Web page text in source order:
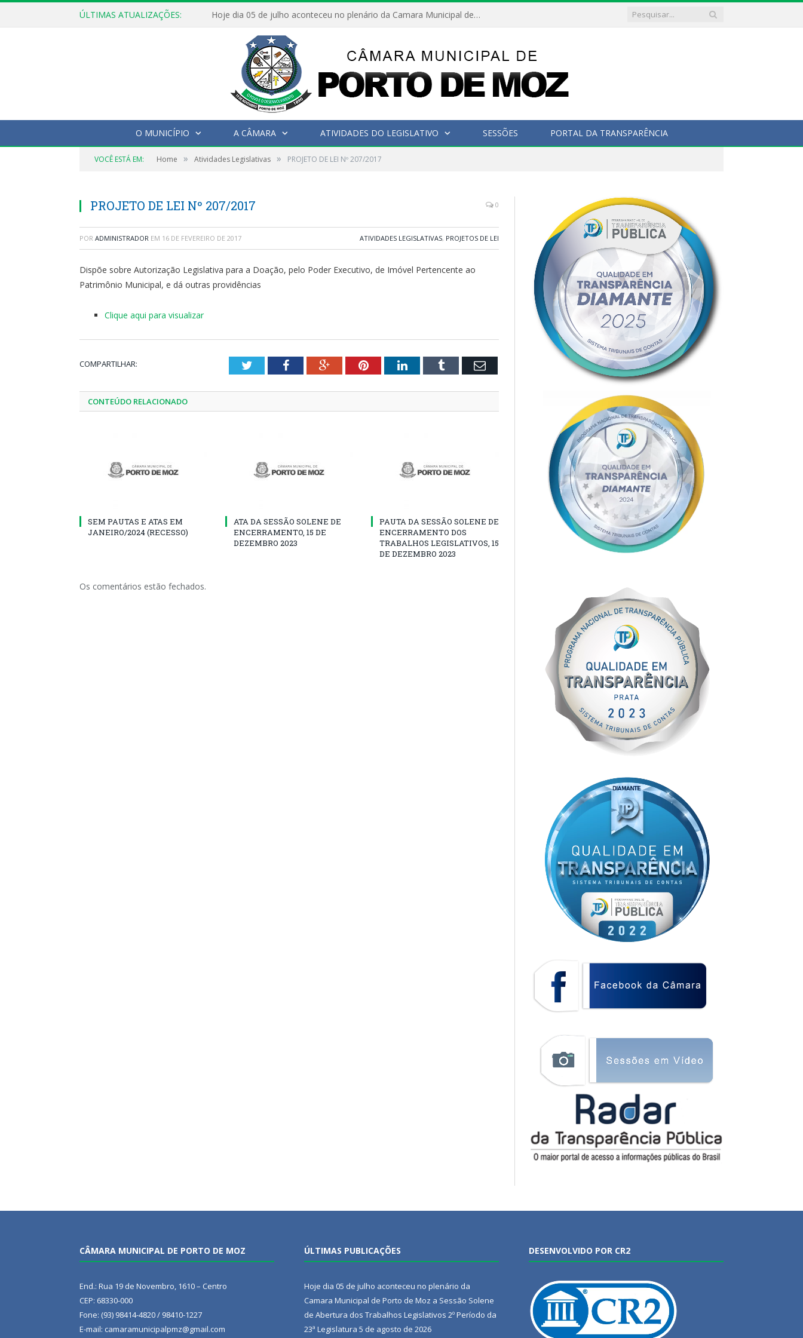
ÚLTIMAS ATUALIZAÇÕES: Hoje dia 05 de julho aconteceu no plenário da Camara Municipal de Porto de Moz a Sessão Solene de Abertura dos Trabalhos Legislativos 2º Período da 23ª Legislatura
O MUNICÍPIO A CÂMARA ATIVIDADES DO LEGISLATIVO SESSÕES PORTAL DA TRANSPARÊNCIA
VOCÊ ESTÁ EM: Home » Atividades Legislativas » PROJETO DE LEI Nº 207/2017
PROJETO DE LEI Nº 207/2017 0
POR ADMINISTRADOR EM 16 DE FEVEREIRO DE 2017 ATIVIDADES LEGISLATIVAS, PROJETOS DE LEI
Dispõe sobre Autorização Legislativa para a Doação, pelo Poder Executivo, de Imóvel Pertencente ao
Patrimônio Municipal, e dá outras providências
Clique aqui para visualizar
COMPARTILHAR: TwitterFacebookGoogle+PinterestLinkedInTumblr Email
CONTEÚDO RELACIONADO
SEM PAUTAS E ATAS EM
JANEIRO/2024 (RECESSO)
ATA DA SESSÃO SOLENE DE
ENCERRAMENTO, 15 DE
DEZEMBRO 2023
PAUTA DA SESSÃO SOLENE DE
ENCERRAMENTO DOS
TRABALHOS LEGISLATIVOS, 15
DE DEZEMBRO 2023
Os comentários estão fechados.
CÂMARA MUNICIPAL DE PORTO DE MOZ
End.: Rua 19 de Novembro, 1610 – Centro
CEP: 68330-000
Fone: (93) 98414-4820 / 98410-1227
E-mail: camaramunicipalpmz@gmail.com
ÚLTIMAS PUBLICAÇÕES
Hoje dia 05 de julho aconteceu no plenário da
Camara Municipal de Porto de Moz a Sessão Solene
de Abertura dos Trabalhos Legislativos 2º Período da
23ª Legislatura 5 de agosto de 2026
DESENVOLVIDO POR CR2